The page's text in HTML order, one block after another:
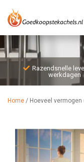
Razendsnelle
werkdagen
Home / Hoeveel